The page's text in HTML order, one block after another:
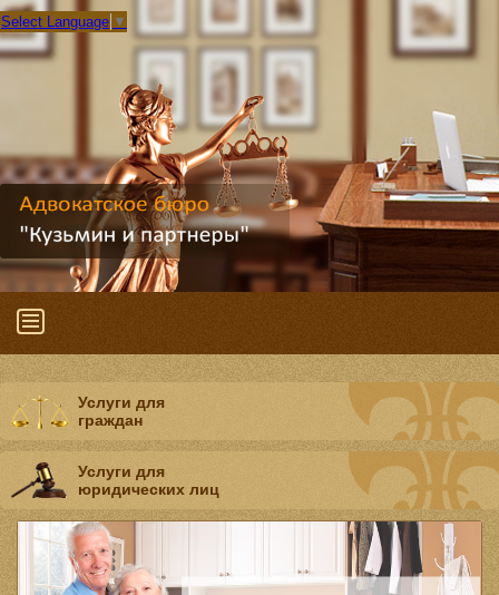
Select Language ▼
Услуги для
граждан
Услуги для
юридических лиц